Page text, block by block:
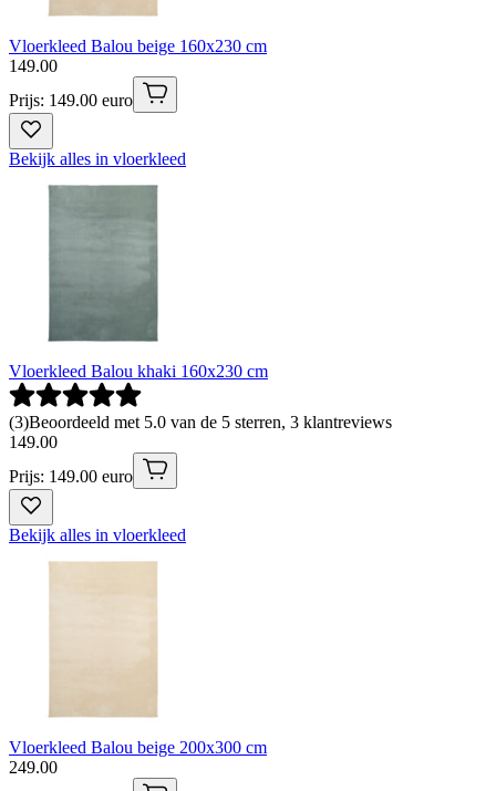
Vloerkleed Balou beige 160x230 cm
149.00
Prijs: 149.00 euro
Bekijk alles in vloerkleed
Vloerkleed Balou khaki 160x230 cm
(3)Beoordeeld met 5.0 van de 5 sterren, 3 klantreviews
149.00
Prijs: 149.00 euro
Bekijk alles in vloerkleed
Vloerkleed Balou beige 200x300 cm
249.00